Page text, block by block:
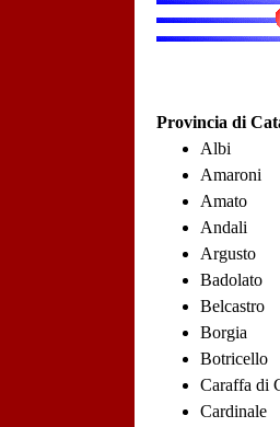
Provincia di
Albi
Amaroni
Amato
Andali
Argusto
Badolato
Belcastro
Borgia
Botricello
Caraffa di
Cardinale